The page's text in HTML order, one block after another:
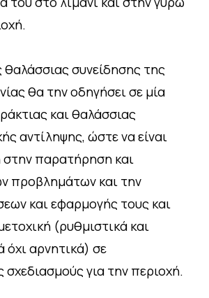
θαλάσσιας συνείδησης της
θα την οδηγήσει σε μία
και θαλάσσιας
αντίληψης, ώστε να είναι
στην παρατήρηση και
προβλημάτων και την
και εφαρμογής τους και
(ρυθμιστικά και
όχι αρνητικά) σε
σχεδιασμούς για την περιοχή.